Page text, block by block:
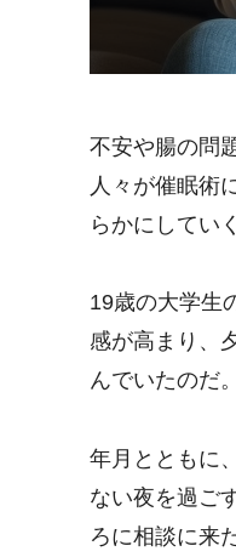
不安や腸の問
人々が催眠術
らかにしてい
19歳の大学生
感が高まり、
んでいたのだ
年月とともに
ない夜を過ご
ろに相談に来